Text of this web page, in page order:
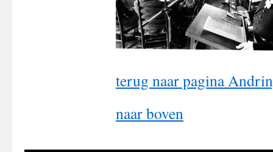
terug naar pagina
naar boven